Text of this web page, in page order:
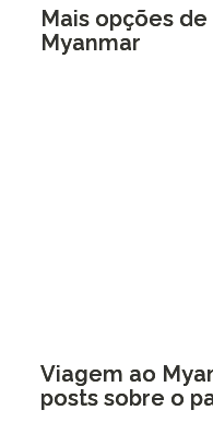
Mais opções
Myanmar
Viagem ao
posts sobre o